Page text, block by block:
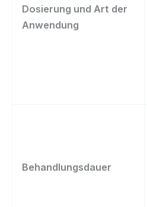
Dosierung und Art der
Anwendung
Behandlungsdauer